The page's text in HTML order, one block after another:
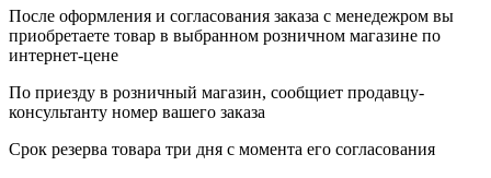
После оформления и согласования заказа с менедежром вы
приобретаете товар в выбранном розничном магазине по
интернет-цене
По приезду в розничный магазин, сообщиет продавцу-
консультанту номер вашего заказа
Срок резерва товара три дня с момента его согласования